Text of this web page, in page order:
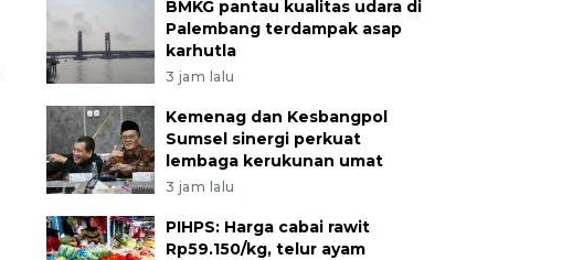
BMKG pantau kualitas udara di
Palembang terdampak asap
karhutla
3 jam lalu
Kemenag dan Kesbangpol
Sumsel sinergi perkuat
lembaga kerukunan umat
3 jam lalu
PIHPS: Harga cabai rawit
Rp59.150/kg, telur ayam